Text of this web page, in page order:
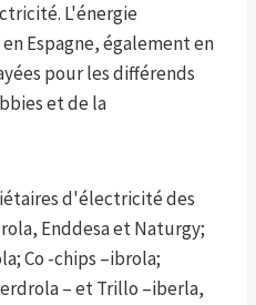
L'énergie
Espagne, également en
pour les différends
et de la
d'électricité des
Enddesa et Naturgy;
Co -chips –ibrola;
– et Trillo –iberla,